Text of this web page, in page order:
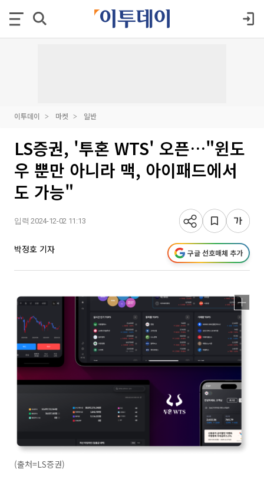
이투데이 마켓 일반
LS증권, '투혼 WTS' 오픈…"윈도
우 뿐만 아니라 맥, 아이패드에서
도 가능"
입력 2024-12-02 11:13
박정호 기자 구글 선호매체 추가
(출처=LS증권)